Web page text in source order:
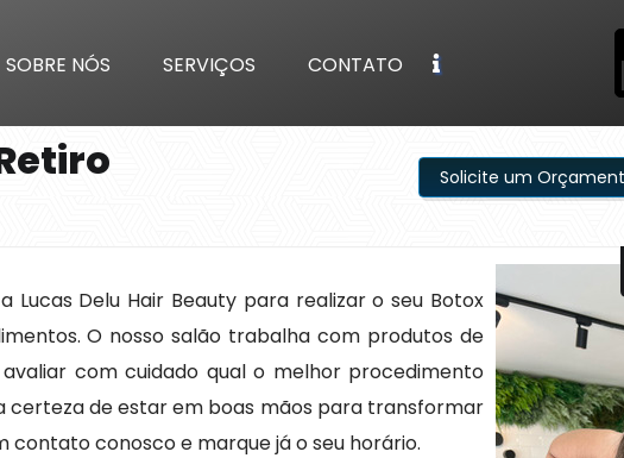
SOBRE NÓS SERVIÇOS CONTATO
Solicite um
Delu Hair Beauty para realizar o seu Botox
O nosso salão trabalha com produtos de
com cuidado qual o melhor procedimento
certeza de estar em boas mãos para transformar
contato conosco e marque já o seu horário.